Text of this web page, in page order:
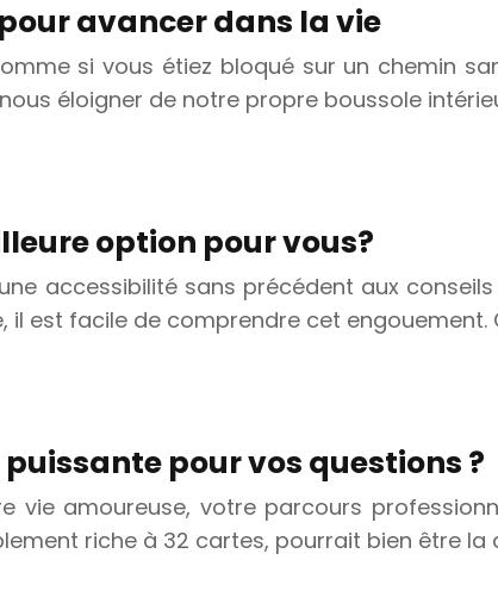
avancer dans la vie
si vous étiez bloqué sur un chemin
éloigner de notre propre boussole
option pour vous?
accessibilité sans précédent aux
il est facile de comprendre cet
pour vos questions ?
vie amoureuse, votre parcours
riche à 32 cartes, pourrait bien être la